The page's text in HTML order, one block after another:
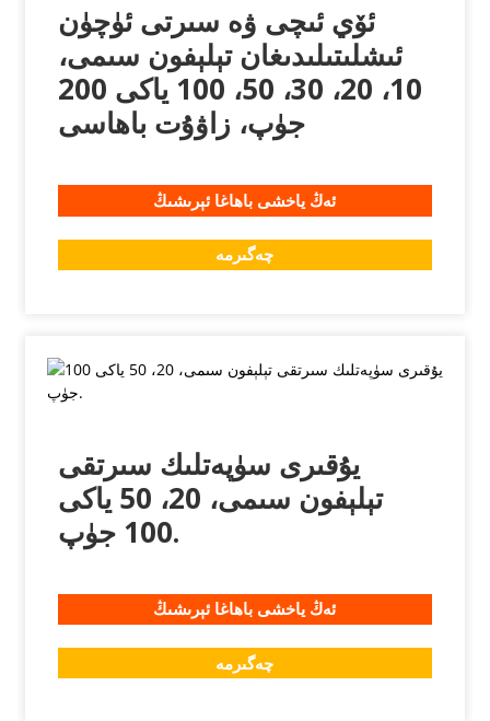
ئۆي ئىچى ۋە سىرتى ئۈچۈن
ئىشلىتىلىدىغان تېلېفون سىمى،
10، 20، 30، 50، 100 ياكى 200
جۈپ، زاۋۇت باھاسى
ئەڭ ياخشى باھاغا ئېرىشىڭ
چەگىرمە
يۇقىرى سۈپەتلىك سىرتقى
تېلېفون سىمى، 20، 50 ياكى
100 جۈپ.
ئەڭ ياخشى باھاغا ئېرىشىڭ
چەگىرمە